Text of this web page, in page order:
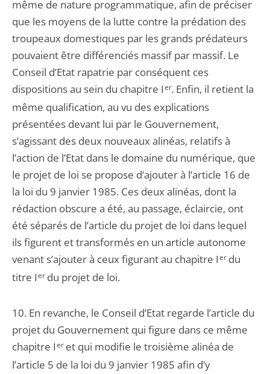
même de nature programmatique, afin de préciser
que les moyens de la lutte contre la prédation des
troupeaux domestiques par les grands prédateurs
pouvaient être différenciés massif par massif. Le
Conseil d’Etat rapatrie par conséquent ces
dispositions au sein du chapitre Ier. Enfin, il retient la
même qualification, au vu des explications
présentées devant lui par le Gouvernement,
s’agissant des deux nouveaux alinéas, relatifs à
l’action de l’Etat dans le domaine du numérique, que
le projet de loi se propose d’ajouter à l’article 16 de
la loi du 9 janvier 1985. Ces deux alinéas, dont la
rédaction obscure a été, au passage, éclaircie, ont
été séparés de l’article du projet de loi dans lequel
ils figurent et transformés en un article autonome
venant s’ajouter à ceux figurant au chapitre Ierdu
titre Ierdu projet de loi.
10. En revanche, le Conseil d’Etat regarde l’article du
projet du Gouvernement qui figure dans ce même
chapitre Ieret qui modifie le troisième alinéa de
l’article 5 de la loi du 9 janvier 1985 afin d’y